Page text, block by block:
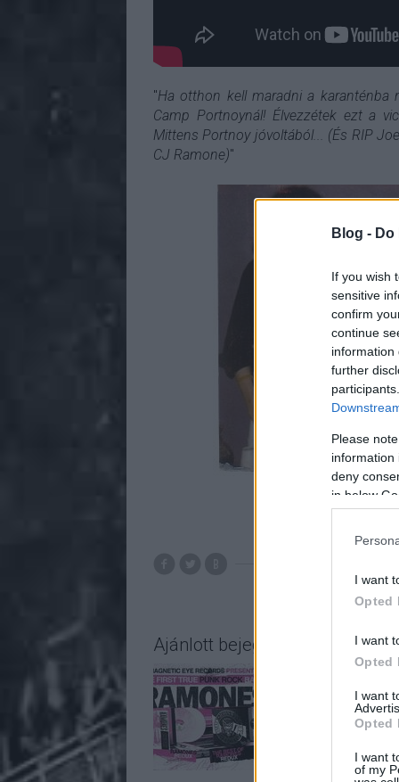
Blog -
If you wish
sensitive
confirm
continue
information
further
Please
information
deny
in below
I want
Opted
I want
Opted
I want
Opted
I want
of my
"Ha otthon kell maradni a karanténba
Camp Portnoynál! Élvezzétek ezt a
Mittens Portnoy jóvoltából... (És RIP
CJ Ramone)"
Ajánlott bejegyzések: